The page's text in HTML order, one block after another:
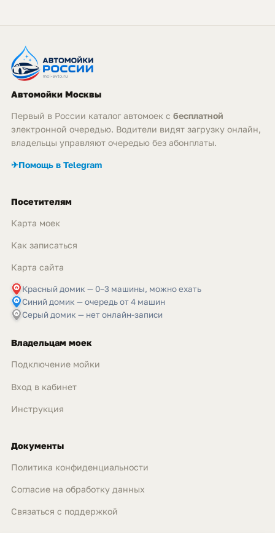
Автомойки Москвы
Первый в России каталог автомоек с бесплатной
электронной очередью. Водители видят загрузку онлайн,
владельцы управляют очередью без абонплаты.
✈Помощь в Telegram
Посетителям
Карта моек
Как записаться
Карта сайта
Красный домик — 0–3 машины, можно ехать
Синий домик — очередь от 4 машин
Серый домик — нет онлайн-записи
Владельцам моек
Подключение мойки
Вход в кабинет
Инструкция
Документы
Политика конфиденциальности
Согласие на обработку данных
Связаться с поддержкой